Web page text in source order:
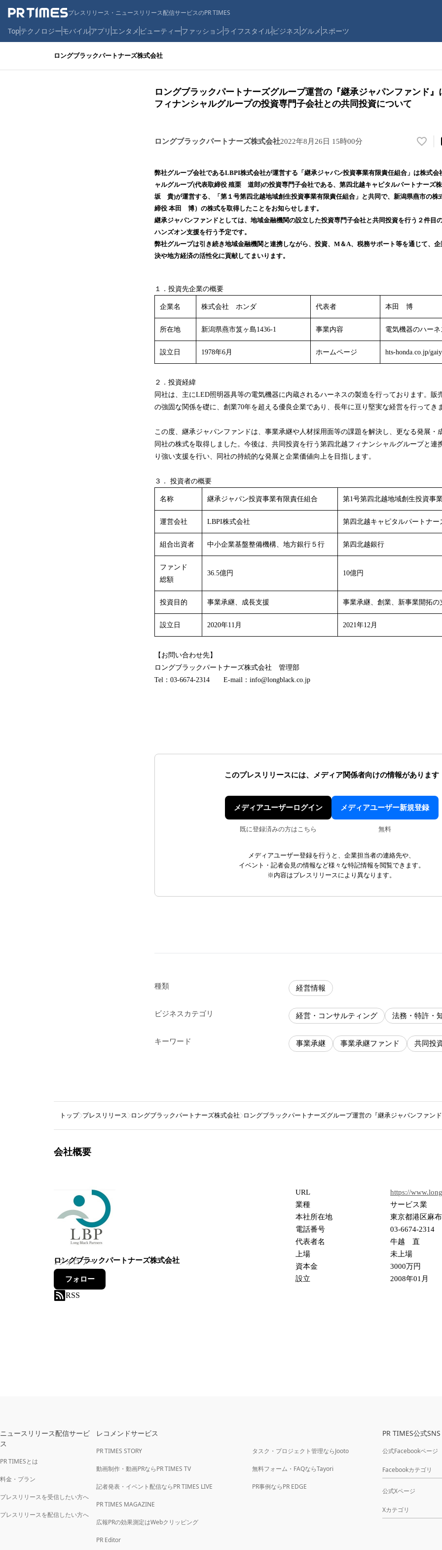
プレスリリース・ニュースリリース配信サービスのPR TIMES
Topテクノロジーモバイルアプリ エンタメ ビューティーファッションライフスタイルビジネス グルメ スポーツ
ロングブラックパートナーズ株式会社
ロングブラックパートナーズグループ運営の『継承ジャパンファンド』
フィナンシャルグループの投資専門子会社との共同投資について
ロングブラックパートナーズ株式会社2022年8月26日 15時00分
い
！
数
を
み
み
中
弊社グループ会社であるLBPI株式会社が運営する「継承ジャパン投資事業有限責任組合」は株式会
ャルグループ(代表取締役 殖栗 道郎)の投資専門子会社である、第四北越キャピタルパートナーズ
坂 貴)が運営する、「第１号第四北越地域創生投資事業有限責任組合」と共同で、新潟県燕市の株
締役 本田 博）の株式を取得したことをお知らせします。
継承ジャパンファンドとしては、地域金融機関の設立した投資専門子会社と共同投資を行う２件目
ハンズオン支援を行う予定です。
弊社グループは引き続き地域金融機関と連携しながら、投資、M＆A、税務サポート等を通じて、
決や地方経済の活性化に貢献してまいります。
１．投資先企業の概要
企業名 株式会社 ホンダ 代表者 本田 博
所在地 新潟県燕市笈ヶ島1436-1 事業内容 電気機器のハーネ
設立日 1978年6月 ホームページ hts-honda.co.jp/
２．投資経緯
同社は、主にLED照明器具等の電気機器に内蔵されるハーネスの製造を行っております。販
の強固な関係を礎に、創業70年を超える優良企業であり、長年に亘り堅実な経営を行ってき
この度、継承ジャパンファンドは、事業承継や人材採用面等の課題を解決し、更なる発展・
同社の株式を取得しました。今後は、共同投資を行う第四北越フィナンシャルグループと連
り強い支援を行い、同社の持続的な発展と企業価値向上を目指します。
３． 投資者の概要
名称 継承ジャパン投資事業有限責任組合 第1号第四北越地域創生投資事
運営会社 LBPI株式会社 第四北越キャピタルパートナー
組合出資者 中小企業基盤整備機構、地方銀行５行 第四北越銀行
ファンド
総額
36.5億円 10億円
投資目的 事業承継、成長支援 事業承継、創業、新事業開拓の
設立日 2020年11月 2021年12月
以
【お問い合わせ先】
ロングブラックパートナーズ株式会社 管理部
Tel：03-6674-2314 E-mail：info@longblack.co.jp
このプレスリリースには、 メディア関係者向けの情報があります
メディアユーザーログイン
既に登録済みの方はこちら
メディアユーザー新規登録
無料
メディアユーザー登録を行うと、企業担当者の連絡先や、
イベント・記者会見の情報など様々な特記情報を閲覧できます。
※内容はプレスリリースにより異なります。
種類 経営情報
ビジネスカテゴリ 経営・コンサルティング 法務・特許・
キーワード 事業承継 事業承継ファンド 共同投
トップ プレスリリース ロングブラックパートナーズ株式会社 ロングブラックパートナーズグループ運営の『継承ジャパンファン
会社概要
ロングブラックパートナーズ株式会社
1フォロワー
フォロー
RSS
URL
https://
業種
サービス業
本社所在地
東京都港区麻
電話番号
03-6674-2314
代表者名
牛越 直
上場
未上場
資本金
3000万円
設立
2008年01月
ニュースリリース配信サービ
ス
PR TIMESとは
料金・プラン
プレスリリースを受信したい方へ
プレスリリースを配信したい方へ
レコメンドサービス
PR TIMES STORY
動画制作・動画PRならPR TIMES TV
記者発表・イベント配信ならPR TIMES LIVE
PR TIMES MAGAZINE
広報PRの効果測定はWebクリッピング
PR Editor
タスク・プロジェクト管理ならJooto
無料フォーム・FAQならTayori
PR事例ならPR EDGE
PR TIMES公式SNS
公式Facebookページ
Facebookカテゴリ
公式Xページ
Xカテゴリ